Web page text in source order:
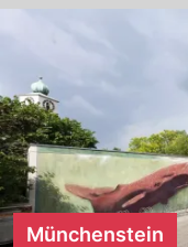
Münchenstein